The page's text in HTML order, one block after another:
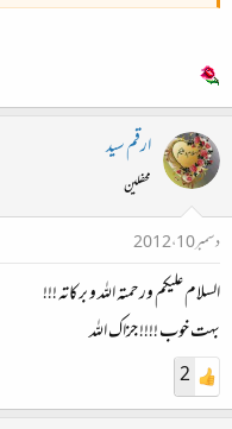
ارقم سید
محفلین
دسمبر 10، 2012
السلام علیکم ورحمتہ اللہ و برکاتہ !!!
بہت خوب !!!! جزاک اللہ
2